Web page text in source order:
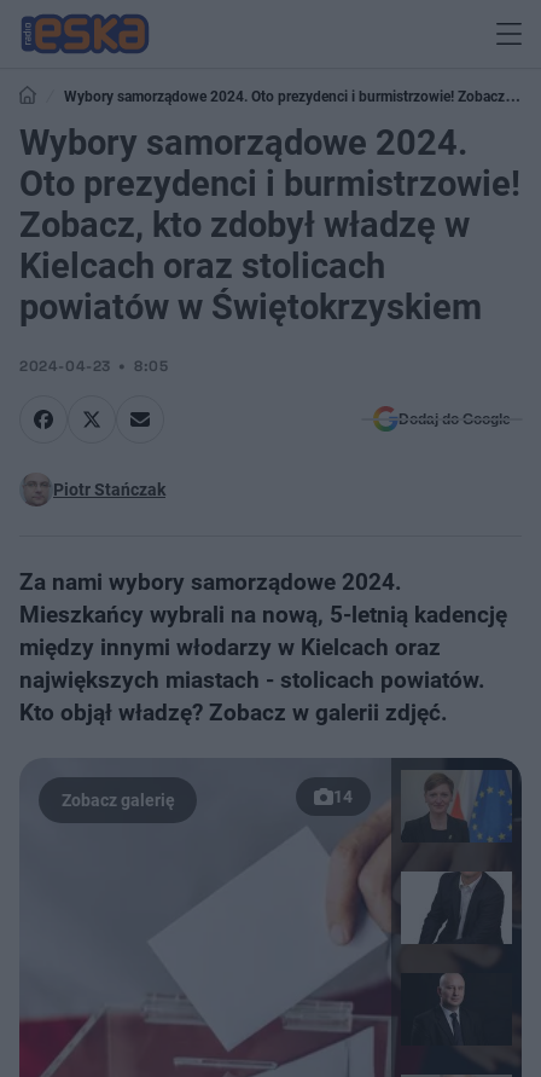
Wybory samorządowe 2024. Oto prezydenci i burmistrzowie! Zobacz, kto
zdobył władzę w Kielcach oraz stolicach powiatów w Świętokrzyskiem
Wybory samorządowe 2024.
Oto prezydenci i burmistrzowie!
Zobacz, kto zdobył władzę w
Kielcach oraz stolicach
powiatów w Świętokrzyskiem
2024-04-23 8:05
Dodaj do Google
Piotr Stańczak
Za nami wybory samorządowe 2024.
Mieszkańcy wybrali na nową, 5-letnią kadencję
między innymi włodarzy w Kielcach oraz
największych miastach - stolicach powiatów.
Kto objął władzę? Zobacz w galerii zdjęć.
14